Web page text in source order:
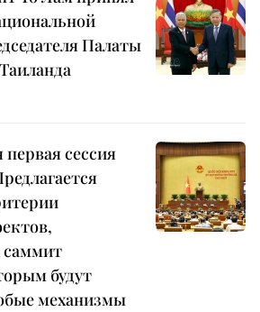
Палаты
первая сессия
будут
механизмы